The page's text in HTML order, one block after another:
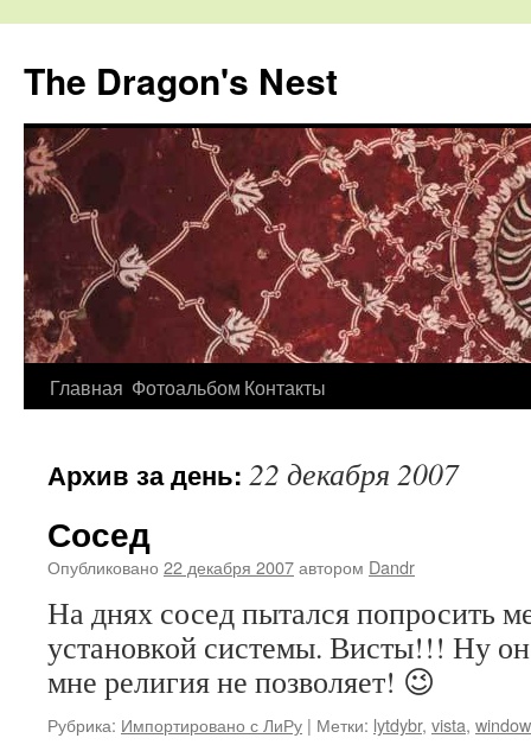
The Dragon's Nest
Перейти
содержимому
Главная Фотоальбом Контакты
Архив за день: 22 декабря 2007
Сосед
Опубликовано 22 декабря 2007автором Dandr
На днях сосед пытался попросить
установкой системы. Висты!!! Ну
мне религия не позволяет! 😉
Рубрика: Импортировано с ЛиРу | Метки: lytdybr, vista,